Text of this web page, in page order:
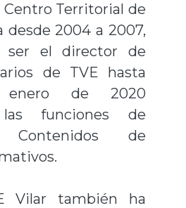
Territorial de
desde 2004 a 2007,
ser el director de
de TVE hasta
enero de 2020
las funciones de
de
Vilar también ha